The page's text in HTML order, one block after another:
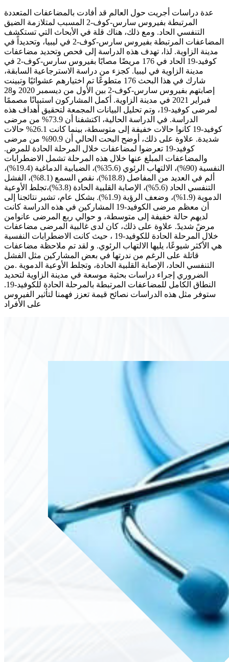
عدة دراسات أجريت حول العالم قد أفادت بالمضاعفات المتعددة
المرتبطة بفيروس سارس-كوف-2 المسبب لمتلازمة الضيق
التنفسي الحاد. ومع ذلك، هناك قلة في الأبحاث التي تستكشف
المضاعفات المرتبطة بفيروس سارس-كوف-2 في ليبيا، وتحديداً في
مدينة الزاوية. لذا، تهدف هذه الدراسة إلى فحص وتحديد مضاعفات
كوفيد-19 الحاد في 176 مريضًا مصابًا بفيروس سارس-كوف-2 في
مدينة الزاوية في ليبيا. كجزء من دراسة الاسترجاعية السابقة،
شارك في هذا البحث 176 متطوعًا تم اختيارهم عشوائيًا وتبينت
إصابتهم بفيروس سارس-كوف-2 بين الأول من ديسمبر 2020 و28
فبراير 2021 في مدينة الزاوية. أكمل المشاركون استبيانًا مصممًا
لمرضى كوفيد-19، وتم تحليل البيانات المجمعة لتحقيق أهداف هذه
الدراسة. في الدراسة الحالية، اكتشفنا أن 73.9% من مرضى
كوفيد-19 كانوا حالات خفيفة إلى متوسطة، بينما كانت 26.1% حالات
شديدة. علاوة على ذلك، أوضح البحت الحالي أن 90.9% من مرضى
كوفيد-19 تعرضوا لمضاعفات خلال المرحلة الحادة للمرض.
والمضاعفات المبلغ عنها خلال هذه المرحلة تشمل الاضطرابات
النفسية (90%)، الالتهاب الرئوي (35.6%)، الضبابية الدماغية (19.4%)،
ألم في العديد من المفاصل (18.8%)، نقص السمع (8.1%)، الفشل
التنفسي الحاد (5.6%)، الإصابة القلبية الحادة (3.8%)،تجلط الأوعية
الدموية (1.9%)، وضعف الرؤية (1.9%). بشكل عام، تشير نتائجنا إلى
أن معظم مرضى الكوفيد-19 المشاركين في هذه الدراسة كانت
لديهم حالة خفيفة إلى متوسطة، و حوالي ربع المرضى عانوامن
مرضً شديدً. علاوة على ذلك، كان لدى غالبية المرضى مضاعفات
خلال المرحلة الحادة للكوفيد-19 ، حيث كانت الاضطرابات النفسية
هي الأكثر شيوعًا، يليها الالتهاب الرئوي. و لقد تم ملاحظة مضاعفات
قاتلة على الرغم من ندرتها في بعض المشاركين مثل الفشل
التنفسي الحاد، الإصابة القلبية الحادة، وتجلط الأوعية الدموية .من
الضروري إجراء دراسات بحثية موسعة في مدينة الزاوية لتحديد
النطاق الكامل للمضاعفات المرتبطة بالمرحلة الحادة للكوفيد-19.
ستوفر مثل هذه الدراسات نصائح قيمة تعزز فهمنا لتأثير الفيروس
على الأفراد